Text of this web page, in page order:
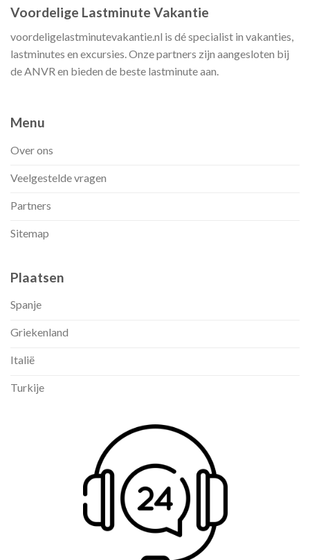
Voordelige Lastminute Vakantie
voordeligelastminutevakantie.nl is dé specialist in vakanties,
lastminutes en excursies. Onze partners zijn aangesloten bij
de ANVR en bieden de beste lastminute aan.
Menu
Over ons
Veelgestelde vragen
Partners
Sitemap
Plaatsen
Spanje
Griekenland
Italië
Turkije